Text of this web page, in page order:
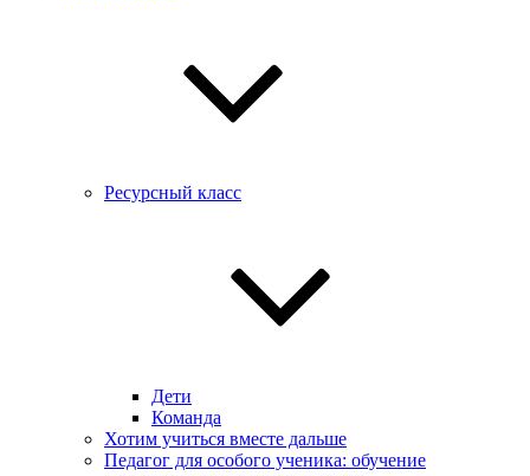
Ресурсный класс
Дети
Команда
Хотим учиться вместе дальше
Педагог для особого ученика: обучение